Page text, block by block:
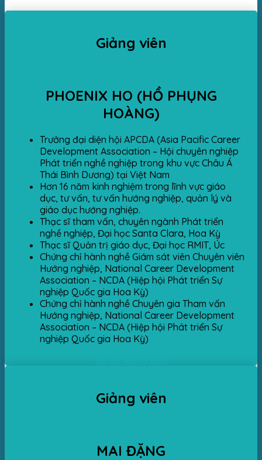
Giảng viên
PHOENIX HO (HỒ PHỤNG
HOÀNG)
Trưởng đại diện hội APCDA (Asia Pacific Career
Development Association – Hội chuyên nghiệp
Phát triển nghề nghiệp trong khu vực Châu Á
Thái Bình Dương) tại Việt Nam
Hơn 16 năm kinh nghiệm trong lĩnh vực giáo
dục, tư vấn, tư vấn hướng nghiệp, quản lý và
giáo dục hướng nghiệp.
Thạc sĩ tham vấn, chuyên ngành Phát triển
nghề nghiệp, Đại học Santa Clara, Hoa Kỳ
Thạc sĩ Quản trị giáo dục, Đại học RMIT, Úc
Chứng chỉ hành nghề Giám sát viên Chuyên viên
Hướng nghiệp, National Career Development
Association – NCDA (Hiệp hội Phát triển Sự
nghiệp Quốc gia Hoa Kỳ)
Chứng chỉ hành nghề Chuyên gia Tham vấn
Hướng nghiệp, National Career Development
Association – NCDA (Hiệp hội Phát triển Sự
nghiệp Quốc gia Hoa Kỳ)
Giảng viên
MAI ĐẶNG